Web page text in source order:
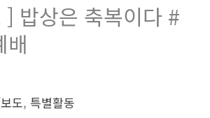
] 밥상은 축복이다 #
배
도, 특별활동